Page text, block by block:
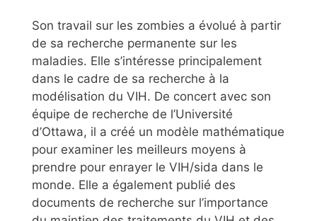
Son travail sur les zombies a évolué à partir
de sa recherche permanente sur les
maladies. Elle s’intéresse principalement
dans le cadre de sa recherche à la
modélisation du VIH. De concert avec son
équipe de recherche de l’Université
d’Ottawa, il a créé un modèle mathématique
pour examiner les meilleurs moyens à
prendre pour enrayer le VIH/sida dans le
monde. Elle a également publié des
documents de recherche sur l’importance